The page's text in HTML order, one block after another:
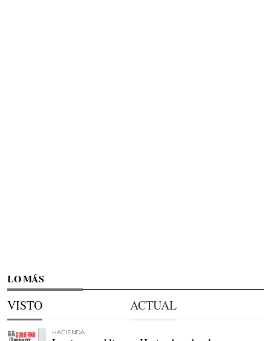
LO MÁS
VISTO ACTUAL
HACIENDA